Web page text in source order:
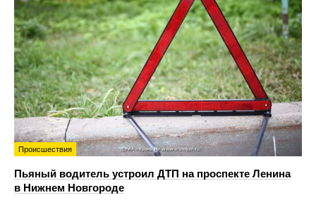
Происшествия
Пьяный водитель устроил ДТП на проспекте Ленина
в Нижнем Новгороде